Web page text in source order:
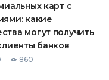
карт с
какие
могут получить
банков
860